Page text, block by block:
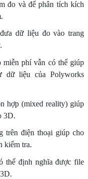
đo và để phân tích kích
dữ liệu đo vào trang
miễn phí vẫn có thể giúp
dữ liệu của Polyworks
hợp (mixed reality) giúp
3D.
trên điện thoại giúp cho
kiểm tra.
thể định nghĩa được file